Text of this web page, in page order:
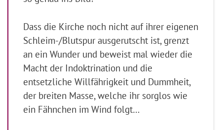
Dass die Kirche noch nicht auf ihrer eigenen
Schleim-/Blutspur ausgerutscht ist, grenzt
an ein Wunder und beweist mal wieder die
Macht der Indoktrination und die
entsetzliche Willfährigkeit und Dummheit,
der breiten Masse, welche ihr sorglos wie
ein Fähnchen im Wind folgt…